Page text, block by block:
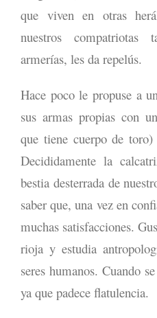
que viven en otras
nuestros
armerías, les da repelús.
Hace poco le propuse a
sus armas propias con
que tiene cuerpo de
Decididamente la
bestia desterrada de
saber que, una vez en
muchas satisfacciones.
rioja y estudia
seres humanos. Cuando
ya que padece flatulencia.